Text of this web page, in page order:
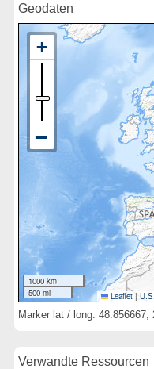
Geodaten
1000 km
500 mi
Leaflet |
Marker lat / long: 48.856667,
Verwandte Ressourcen